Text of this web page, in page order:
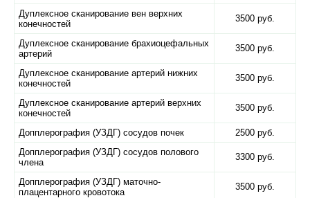
Дуплексное сканирование вен верхних
конечностей
3500 руб.
Дуплексное сканирование брахиоцефальных
артерий
3500 руб.
Дуплексное сканирование артерий нижних
конечностей
3500 руб.
Дуплексное сканирование артерий верхних
конечностей
3500 руб.
Допплерография (УЗДГ) сосудов почек
2500 руб.
Допплерография (УЗДГ) сосудов полового
члена
3300 руб.
Допплерография (УЗДГ) маточно-
плацентарного кровотока
3500 руб.